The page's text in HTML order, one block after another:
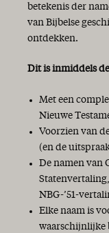
betekenis der
van Bijbelse
ontdekken.
Dit is inmiddels
Met een
Nieuwe
Voorzien van
(en de
De namen van
NBG-’51-
Elke naam is
waarschijnlijke